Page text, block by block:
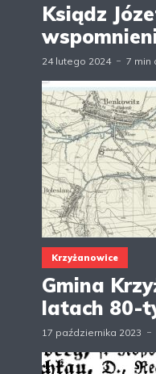
Ksiądz
24 lutego 2024 7 min
Krzyżanowice
Gmina
latach 80-
17 października 2023